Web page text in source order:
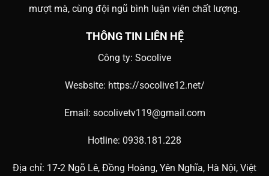
mượt mà, cùng đội ngũ bình luận viên chất lượng.
THÔNG TIN LIÊN HỆ
Công ty: Socolive
Wesbsite: https://socolive12.net/
Email: socolivetv119@gmail.com
Hotline: 0938.181.228
Địa chỉ: 17-2 Ngõ Lê, Đồng Hoàng, Yên Nghĩa, Hà Nội, Việt